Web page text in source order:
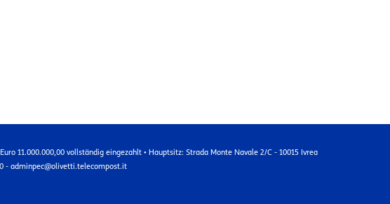
11.000.000,00 vollständig eingezahlt • Hauptsitz: Strada Monte Navale 2/C - 10015 Ivrea
- adminpec@olivetti.telecompost.it